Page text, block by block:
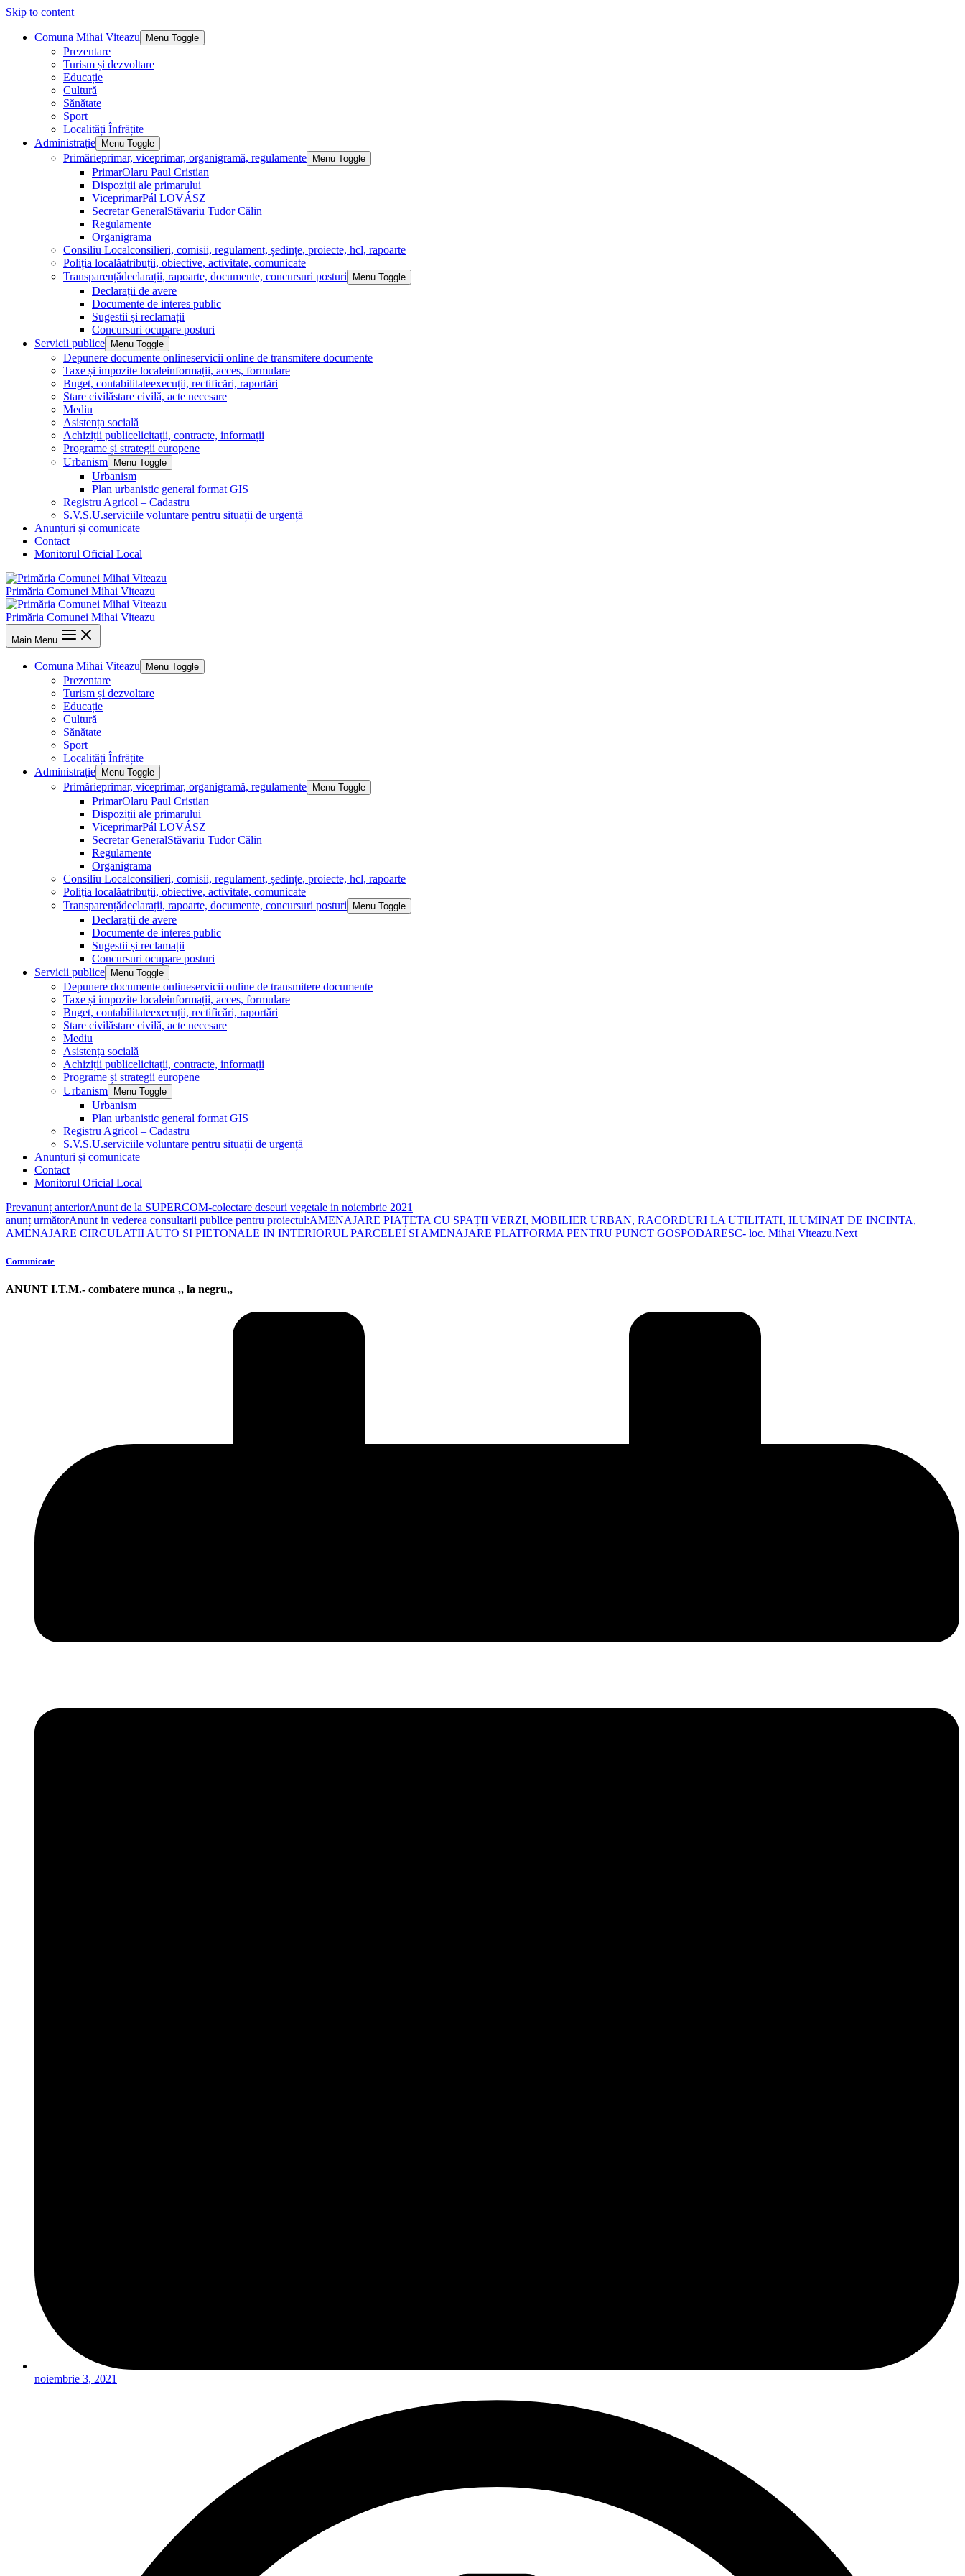
Skip to content
Comuna Mihai Viteazu Menu Toggle
Prezentare
Turism și dezvoltare
Educație
Cultură
Sănătate
Sport
Localități Înfrățite
Administrație
Menu Toggle
Primărieprimar, viceprimar, organigramă, regulamente Menu Toggle
PrimarOlaru Paul Cristian
Dispoziții ale primarului
ViceprimarPál LOVÁSZ
Secretar GeneralStăvariu Tudor Călin
Regulamente
Organigrama
Consiliu Localconsilieri, comisii, regulament, ședințe, proiecte, hcl, rapoarte
Poliția localăatribuții, obiective, activitate, comunicate
Transparențădeclarații, rapoarte, documente, concursuri posturi Menu Toggle
Declarații de avere
Documente de interes public
Sugestii și reclamații
Concursuri ocupare posturi
Servicii publice
Menu Toggle
Depunere documente onlineservicii online de transmitere documente
Taxe și impozite localeinformații, acces, formulare
Buget, contabilitateexecuții, rectificări, raportări
Stare civilăstare civilă, acte necesare
Mediu
Asistența socială
Achiziții publicelicitații, contracte, informații
Programe și strategii europene
Urbanism
Menu Toggle
Urbanism
Plan urbanistic general format GIS
Registru Agricol – Cadastru
S.V.S.U.serviciile voluntare pentru situații de urgență
Anunțuri și comunicate
Contact
Monitorul Oficial Local
Primăria Comunei Mihai Viteazu
Primăria Comunei Mihai Viteazu
Main Menu
Comuna Mihai Viteazu Menu Toggle
Prezentare
Turism și dezvoltare
Educație
Cultură
Sănătate
Sport
Localități Înfrățite
Administrație
Menu Toggle
Primărieprimar, viceprimar, organigramă, regulamente Menu Toggle
PrimarOlaru Paul Cristian
Dispoziții ale primarului
ViceprimarPál LOVÁSZ
Secretar GeneralStăvariu Tudor Călin
Regulamente
Organigrama
Consiliu Localconsilieri, comisii, regulament, ședințe, proiecte, hcl, rapoarte
Poliția localăatribuții, obiective, activitate, comunicate
Transparențădeclarații, rapoarte, documente, concursuri posturi Menu Toggle
Declarații de avere
Documente de interes public
Sugestii și reclamații
Concursuri ocupare posturi
Servicii publice
Menu Toggle
Depunere documente onlineservicii online de transmitere documente
Taxe și impozite localeinformații, acces, formulare
Buget, contabilitateexecuții, rectificări, raportări
Stare civilăstare civilă, acte necesare
Mediu
Asistența socială
Achiziții publicelicitații, contracte, informații
Programe și strategii europene
Urbanism
Menu Toggle
Urbanism
Plan urbanistic general format GIS
Registru Agricol – Cadastru
S.V.S.U.serviciile voluntare pentru situații de urgență
Anunțuri și comunicate
Contact
Monitorul Oficial Local
Prevanunț anteriorAnunt de la SUPERCOM-colectare deseuri vegetale in noiembrie 2021
anunț următorAnunt in vederea consultarii publice pentru proiectul:AMENAJARE PIAȚETA CU SPAȚII VERZI, MOBILIER URBAN, RACORDURI LA UTILITATI, ILUMINAT DE INCINTA,
AMENAJARE CIRCULATII AUTO SI PIETONALE IN INTERIORUL PARCELEI SI AMENAJARE PLATFORMA PENTRU PUNCT GOSPODARESC- loc. Mihai Viteazu.Next
Comunicate
ANUNT I.T.M.- combatere munca ,, la negru,,
noiembrie 3, 2021